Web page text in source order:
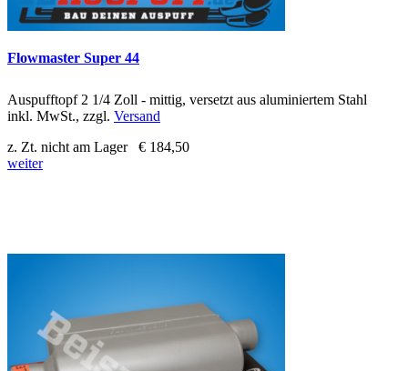
Flowmaster Super 44
Auspufftopf 2 1/4 Zoll - mittig, versetzt aus aluminiertem Stahl
inkl. MwSt., zzgl. Versand
z. Zt. nicht am Lager
€ 184,50
weiter